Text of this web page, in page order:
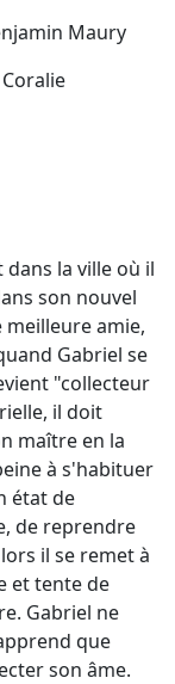
Maury
la ville où il
son nouvel
amie,
Gabriel se
"collecteur
il doit
maître en la
à s'habituer
état de
de reprendre
il se remet à
et tente de
Gabriel ne
que
son âme.